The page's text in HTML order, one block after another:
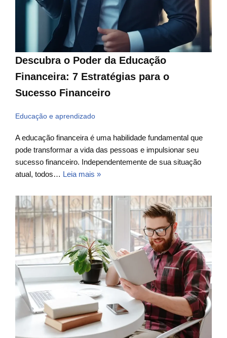
Descubra o Poder da Educação
Financeira: 7 Estratégias para o
Sucesso Financeiro
Educação e aprendizado
A educação financeira é uma habilidade fundamental que
pode transformar a vida das pessoas e impulsionar seu
sucesso financeiro. Independentemente de sua situação
atual, todos… Leia mais »